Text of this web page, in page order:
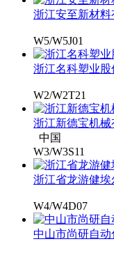
浙江安至新材料
W5/W5J01
浙江名科塑业股
W2/W2T21
浙江新德宝机械
中国
W3/W3S11
浙江省龙游健埃
W4/W4D07
中山市尚研自动